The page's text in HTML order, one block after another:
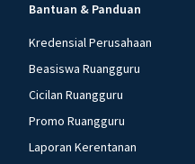
Bantuan & Panduan
Kredensial Perusahaan
Beasiswa Ruangguru
Cicilan Ruangguru
Promo Ruangguru
Laporan Kerentanan